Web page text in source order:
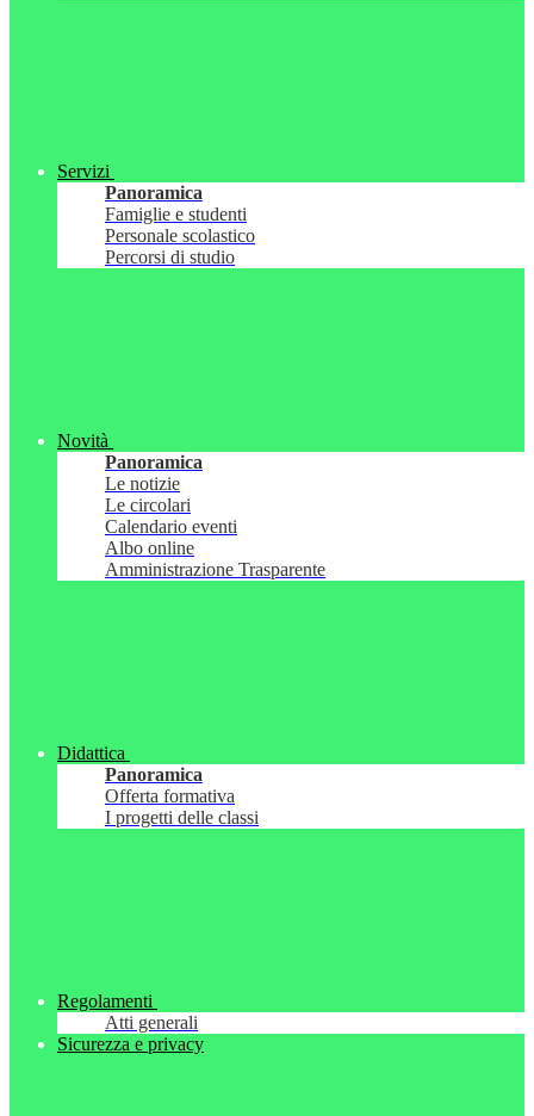
Servizi
Panoramica
Famiglie e studenti
Personale scolastico
Percorsi di studio
Novità
Panoramica
Le notizie
Le circolari
Calendario eventi
Albo online
Amministrazione Trasparente
Didattica
Panoramica
Offerta formativa
I progetti delle classi
Regolamenti
Atti generali
Sicurezza e privacy